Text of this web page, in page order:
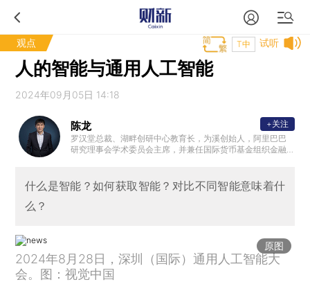
观点 试听
T中
人的智能与通用人工智能
2024年09月05日 14:18
陈龙
罗汉堂总裁、湖畔创研中心教育长，为溪创始人，阿里巴巴
研究理事会学术委员会主席，并兼任国际货币基金组织金融
主任委员，中国互联网保险行业协会副主席等职务。陈龙教
授在华盛顿大学奥林商学院获得终身教职，回国后曾任长江
+关注
什么是智能？如何获取智能？对比不同智能意味着什
么？
原图
2024年8月28日，深圳（国际）通用人工智能大
会。图：视觉中国